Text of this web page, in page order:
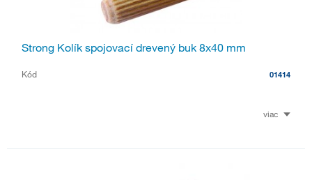
Strong Kolík spojovací drevený buk 8x40 mm
Kód 01414
viac